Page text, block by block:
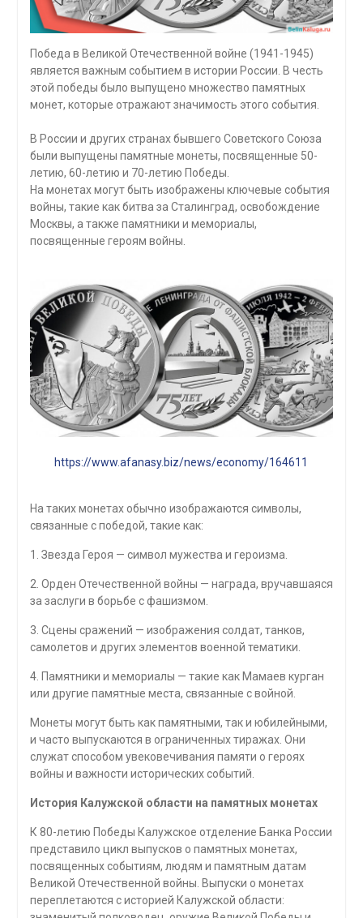
Победа в Великой Отечественной войне (1941-1945)
является важным событием в истории России. В честь
этой победы было выпущено множество памятных
монет, которые отражают значимость этого события.
В России и других странах бывшего Советского Союза
были выпущены памятные монеты, посвященные 50-
летию, 60-летию и 70-летию Победы.
На монетах могут быть изображены ключевые события
войны, такие как битва за Сталинград, освобождение
Москвы, а также памятники и мемориалы,
посвященные героям войны.
https://www.afanasy.biz/news/economy/164611
На таких монетах обычно изображаются символы,
связанные с победой, такие как:
1. Звезда Героя — символ мужества и героизма.
2. Орден Отечественной войны — награда, вручавшаяся
за заслуги в борьбе с фашизмом.
3. Сцены сражений — изображения солдат, танков,
самолетов и других элементов военной тематики.
4. Памятники и мемориалы — такие как Мамаев курган
или другие памятные места, связанные с войной.
Монеты могут быть как памятными, так и юбилейными,
и часто выпускаются в ограниченных тиражах. Они
служат способом увековечивания памяти о героях
войны и важности исторических событий.
История Калужской области на памятных монетах
К 80-летию Победы Калужское отделение Банка России
представило цикл выпусков о памятных монетах,
посвященных событиям, людям и памятным датам
Великой Отечественной войны. Выпуски о монетах
переплетаются с историей Калужской области: